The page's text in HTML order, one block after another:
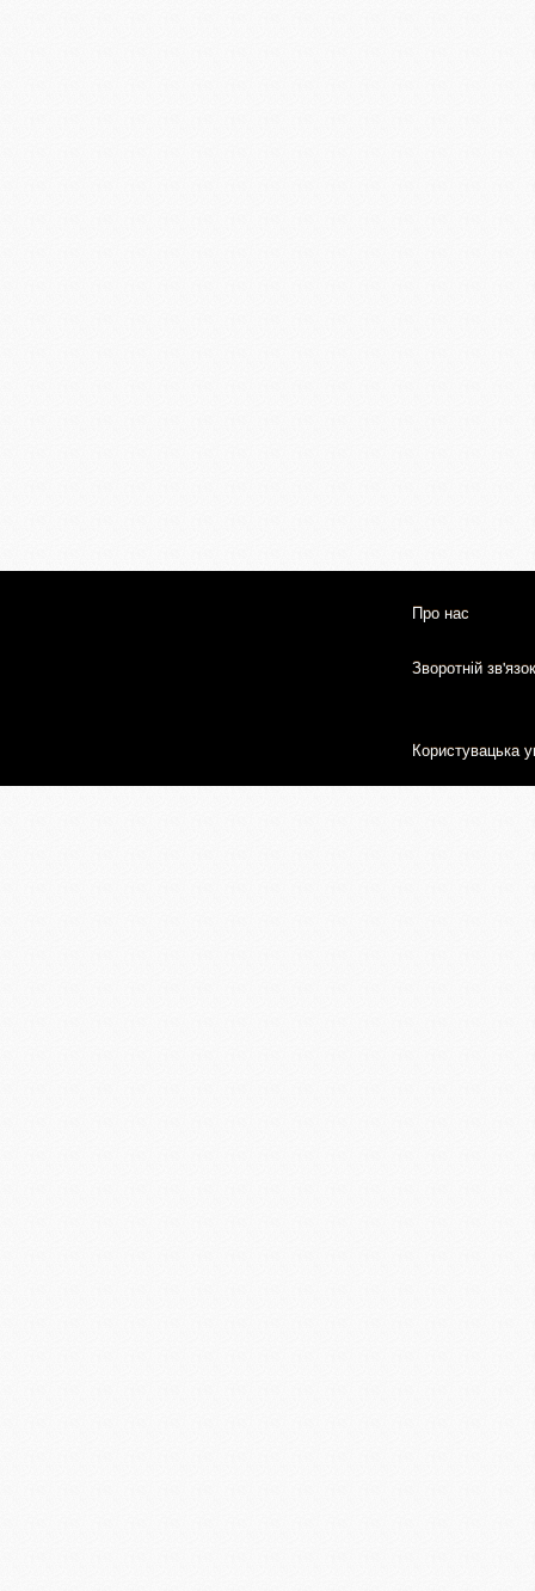
Про нас
Зворотній зв'язок
Користувацька